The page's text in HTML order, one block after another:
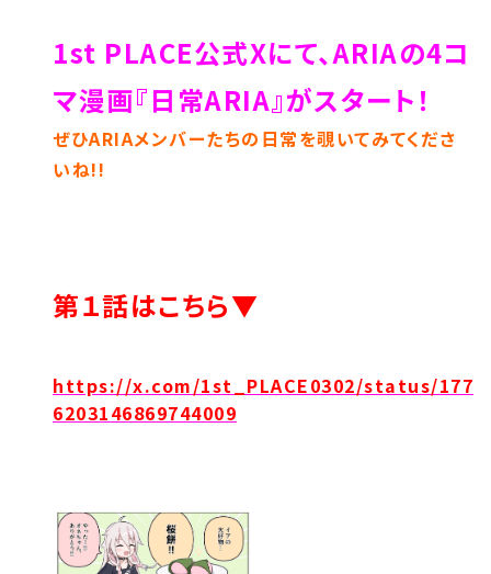
1st PLACE公式Xにて、ARIAの4コ
マ漫画『日常ARIA』がスタート！
ぜひARIAメンバーたちの日常を覗いてみてくださ
いね!!
第１話はこちら▼
https://x.com/1st_PLACE0302/status/177
6203146869744009